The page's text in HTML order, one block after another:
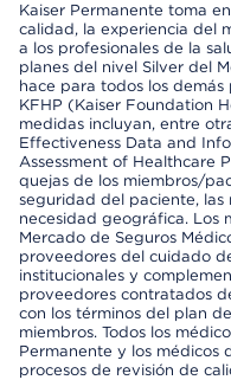
Kaiser Permanente toma
calidad, la experiencia del
a los profesionales de la
planes del nivel Silver del
hace para todos los
KFHP (Kaiser Foundation
medidas incluyan, entre
Effectiveness Data and
Assessment of Healthcare
quejas de los miembros/
seguridad del paciente,
necesidad geográfica. Los
Mercado de Seguros
proveedores del cuidado
institucionales y
proveedores contratados
con los términos del plan
miembros. Todos los
Permanente y los médicos
procesos de revisión de